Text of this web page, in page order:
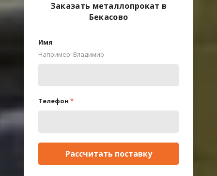
Заказать металлопрокат в
Бекасово
Имя
Например: Владимир
Телефон *
Рассчитать поставку